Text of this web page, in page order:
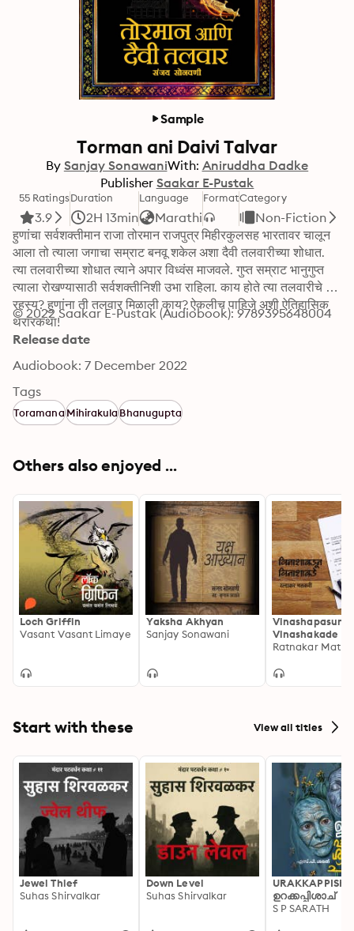
Sample
Torman ani Daivi Talvar
By Sanjay SonawaniWith: Aniruddha Dadke
Publisher Saakar E-Pustak
55 Ratings
3.9
Duration
2H 13min
Language
Marathi
FormatCategory
Non-Fiction
हुणांचा सर्वशक्तीमान राजा तोरमान राजपुत्र मिहीरकुलसह भारतावर चालून
आला तो त्याला जगाचा सम्राट बनवू शकेल अशा दैवी तलवारीच्या शोधात.
त्या तलवारीच्या शोधात त्याने अपार विध्वंस माजवले. गुप्त सम्राट भानुगुप्त
त्याला रोखण्यासाठी सर्वशक्तीनिशी उभा राहिला. काय होते त्या तलवारीचे
रहस्य? हुणांना ती तलवार मिळाली काय? ऐकलीच पाहिजे अशी ऐतिहासिक
थरारकथा!
© 2022 Saakar E-Pustak (Audiobook): 9789395648004
Release date
Audiobook: 7 December 2022
Tags
ToramanaMihirakulaBhanugupta
Others also enjoyed ...
Loch Griffin
Vasant Vasant Limaye
Yaksha Akhyan
Sanjay Sonawani
Vinashapasun
Vinashakade
Ratnakar
Start with these View all titles
Jewel Thief
Suhas Shirvalkar
Down Level
Suhas Shirvalkar
ഉറക്കപ്പിശാച്
S P SARATH